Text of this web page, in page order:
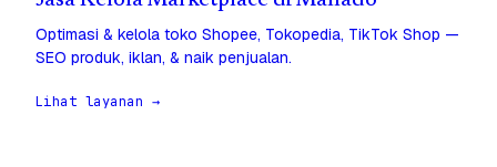
Optimasi & kelola toko Shopee, Tokopedia, TikTok Shop —
SEO produk, iklan, & naik penjualan.
Lihat layanan →